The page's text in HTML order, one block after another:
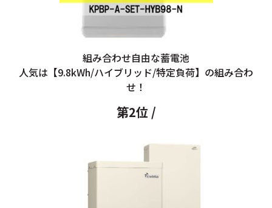
組み合わせ自由な蓄電池
人気は【9.8kWh/ハイブリッド/特定負荷】の組み合わ
せ！
第2位 /